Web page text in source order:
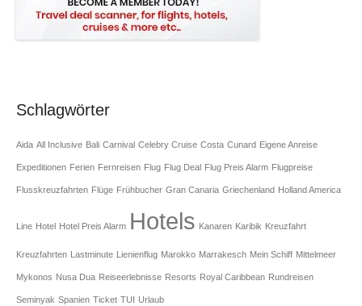
Schlagwörter
Aida All Inclusive Bali Carnival Celebry Cruise Costa Cunard Eigene Anreise
Expeditionen Ferien Fernreisen Flug Flug Deal Flug Preis Alarm Flugpreise
Flusskreuzfahrten Flüge Frühbucher Gran Canaria Griechenland Holland America
Line Hotel Hotel Preis Alarm Hotels Kanaren Karibik Kreuzfahrt
Kreuzfahrten Lastminute Lienienflug Marokko Marrakesch Mein Schiff Mittelmeer
Mykonos Nusa Dua Reiseerlebnisse Resorts Royal Caribbean Rundreisen
Seminyak Spanien Ticket TUI Urlaub